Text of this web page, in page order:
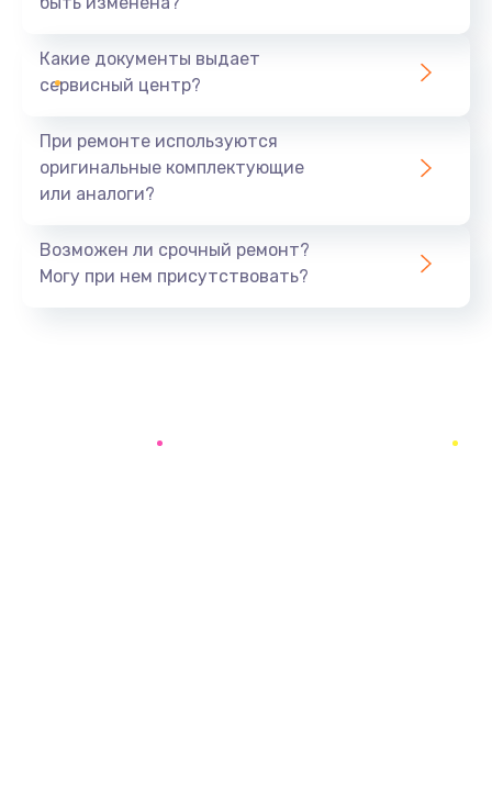
Ремонт южного моста
Замена батарейки BIOS
Заказать
Какие документы выдает
сервисный центр?
При ремонте используются
оригинальные комплектующие
или аналоги?
Возможен ли срочный ремонт?
Могу при нем присутствовать?